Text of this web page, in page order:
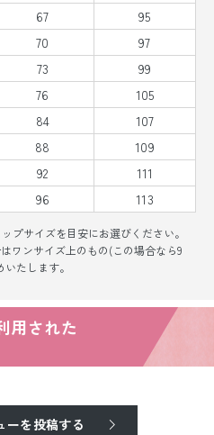
67
95
70
97
73
99
76
105
84
107
88
109
92
111
96 113
プサイズを目安にお選びください。
ワンサイズ上のもの(この場合なら9
たします。
用された
ーを投稿する